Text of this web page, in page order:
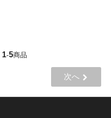
1-5商品
次へ